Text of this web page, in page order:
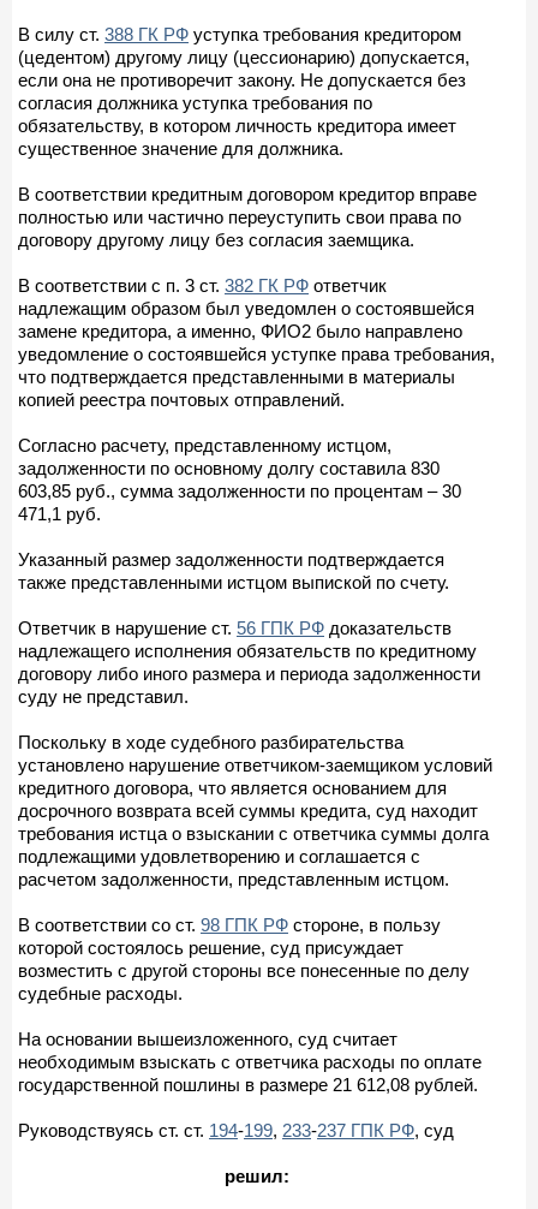
В силу ст. 388 ГК РФ уступка требования кредитором
(цедентом) другому лицу (цессионарию) допускается,
если она не противоречит закону. Не допускается без
согласия должника уступка требования по
обязательству, в котором личность кредитора имеет
существенное значение для должника.
В соответствии кредитным договором кредитор вправе
полностью или частично переуступить свои права по
договору другому лицу без согласия заемщика.
В соответствии с п. 3 ст. 382 ГК РФ ответчик
надлежащим образом был уведомлен о состоявшейся
замене кредитора, а именно, ФИО2 было направлено
уведомление о состоявшейся уступке права требования,
что подтверждается представленными в материалы
копией реестра почтовых отправлений.
Согласно расчету, представленному истцом,
задолженности по основному долгу составила 830
603,85 руб., сумма задолженности по процентам – 30
471,1 руб.
Указанный размер задолженности подтверждается
также представленными истцом выпиской по счету.
Ответчик в нарушение ст. 56 ГПК РФ доказательств
надлежащего исполнения обязательств по кредитному
договору либо иного размера и периода задолженности
суду не представил.
Поскольку в ходе судебного разбирательства
установлено нарушение ответчиком-заемщиком условий
кредитного договора, что является основанием для
досрочного возврата всей суммы кредита, суд находит
требования истца о взыскании с ответчика суммы долга
подлежащими удовлетворению и соглашается с
расчетом задолженности, представленным истцом.
В соответствии со ст. 98 ГПК РФ стороне, в пользу
которой состоялось решение, суд присуждает
возместить с другой стороны все понесенные по делу
судебные расходы.
На основании вышеизложенного, суд считает
необходимым взыскать с ответчика расходы по оплате
государственной пошлины в размере 21 612,08 рублей.
Руководствуясь ст. ст. 194-199, 233-237 ГПК РФ, суд
решил: